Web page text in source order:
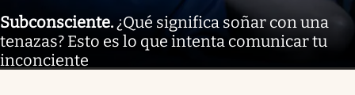
Subconsciente. ¿Qué significa soñar con una
tenazas? Esto es lo que intenta comunicar tu
inconciente